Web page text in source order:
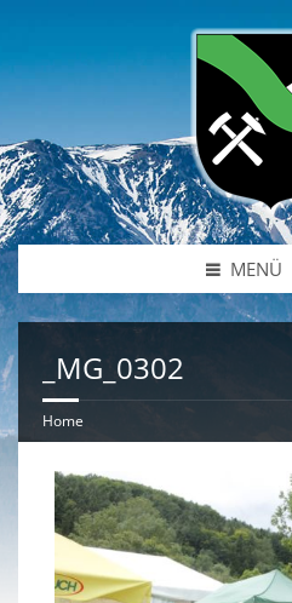
MENÜ
_MG_0302
Home